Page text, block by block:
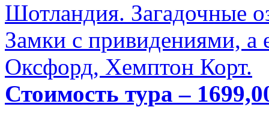
Шотландия. Загадочные
Замки с привидениями,
Оксфорд, Хемптон Корт.
Стоимость тура –